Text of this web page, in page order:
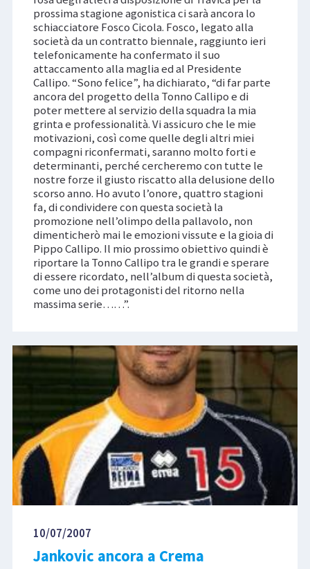
prossima stagione agonistica ci sarà ancora lo
schiacciatore Fosco Cicola. Fosco, legato alla
società da un contratto biennale, raggiunto ieri
telefonicamente ha confermato il suo
attaccamento alla maglia ed al Presidente
Callipo. “Sono felice”, ha dichiarato, “di far parte
ancora del progetto della Tonno Callipo e di
poter mettere al servizio della squadra la mia
grinta e professionalità. Vi assicuro che le mie
motivazioni, così come quelle degli altri miei
compagni riconfermati, saranno molto forti e
determinanti, perché cercheremo con tutte le
nostre forze il giusto riscatto alla delusione dello
scorso anno. Ho avuto l’onore, quattro stagioni
fa, di condividere con questa società la
promozione nell’olimpo della pallavolo, non
dimenticherò mai le emozioni vissute e la gioia di
Pippo Callipo. Il mio prossimo obiettivo quindi è
riportare la Tonno Callipo tra le grandi e sperare
di essere ricordato, nell’album di questa società,
come uno dei protagonisti del ritorno nella
massima serie……”.
10/07/2007
Jankovic ancora a Crema